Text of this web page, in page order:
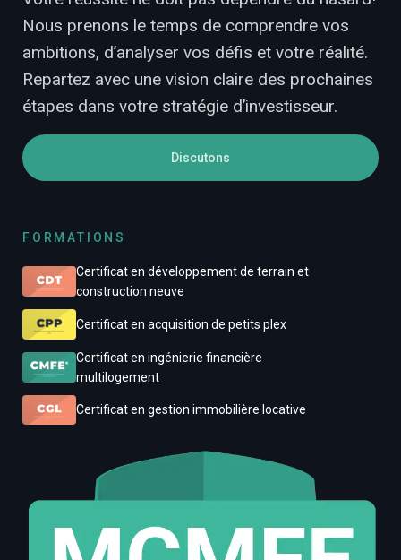
Nous prenons le temps de comprendre vos
ambitions, d’analyser vos défis et votre réalité.
Repartez avec une vision claire des prochaines
étapes dans votre stratégie d’investisseur.
Discutons
FORMATIONS
Certificat en développement de terrain et
construction neuve
Certificat en acquisition de petits plex
Certificat en ingénierie financière
multilogement
Certificat en gestion immobilière locative